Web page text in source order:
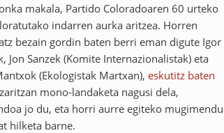
makala, Partido Coloradoaren 60 urteko
indarren aurka aritzea. Horren
bezain gordin baten berri eman digute Igor
Jon Sanzek (Komite Internazionalistak) eta
(Ekologistak Martxan), eskutitz baten
mono-landaketa nagusi dela,
jo du, eta horri aurre egiteko
hilketa barne.